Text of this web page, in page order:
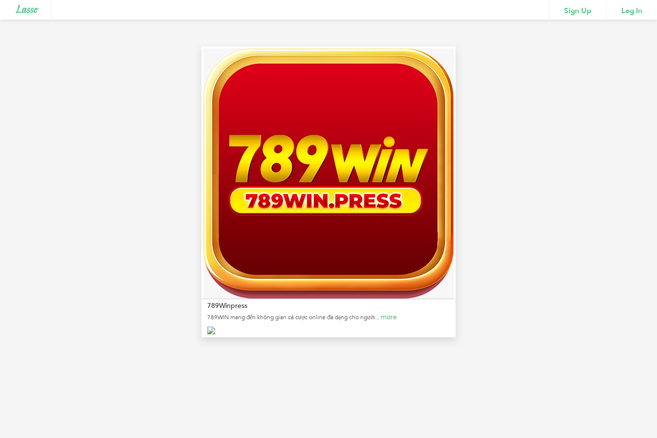
Sign Up Log In
789Winpress
789WIN mang đến không gian cá cược online đa dạng cho người... more